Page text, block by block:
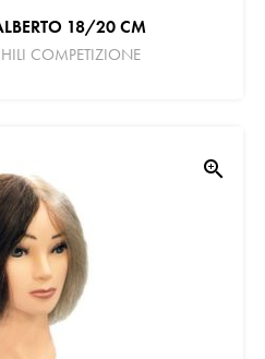
18/20 CM
COMPETIZIONE
zoom_in